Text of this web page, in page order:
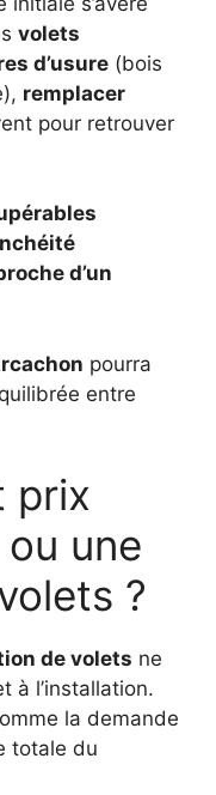
volets
d’usure (bois
remplacer
pour retrouver
d’un
pourra
entre
prix
une
?
de volets ne
à l’installation.
la demande
totale du